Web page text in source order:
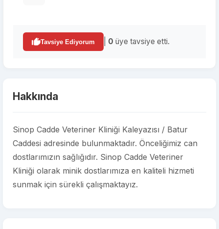
Tavsiye Ediyorum 0 üye tavsiye etti.
Hakkında
Sinop Cadde Veteriner Kliniği Kaleyazısı / Batur
Caddesi adresinde bulunmaktadır. Önceliğimiz can
dostlarımızın sağlığıdır. Sinop Cadde Veteriner
Kliniği olarak minik dostlarımıza en kaliteli hizmeti
sunmak için sürekli çalışmaktayız.